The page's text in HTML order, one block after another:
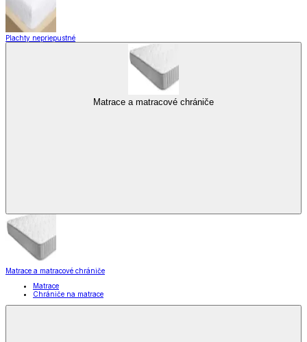
Plachty nepriepustné
Matrace a matracové chrániče
Matrace a matracové chrániče
Matrace
Chrániče na matrace